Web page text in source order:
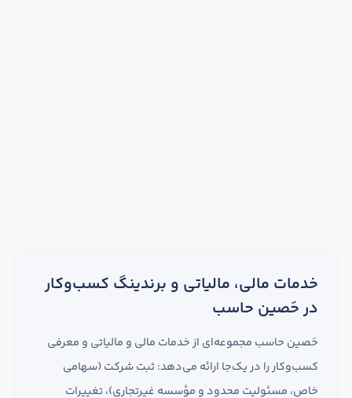
خدمات مالی، مالیاتی و برندینگ کسب‌وکار
در حَصین حاسب
حَصین حاسب مجموعه‌ای از خدمات مالی و مالیاتی و معرفی
کسب‌وکار را در یک‌جا ارائه می‌دهد: ثبت شرکت (سهامی
خاص، مسئولیت محدود و مؤسسه غیرتجاری)، تغییرات